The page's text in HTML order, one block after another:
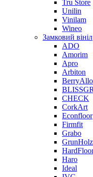
Tru Store
Unilin
Vinilam
Wineo
Замковий вініл
ADO
Amorim
Apro
Arbiton
CHECK
CorkArt
Econfloor
Firmfit
Grabo
GrunHolz
Haro
Ideal